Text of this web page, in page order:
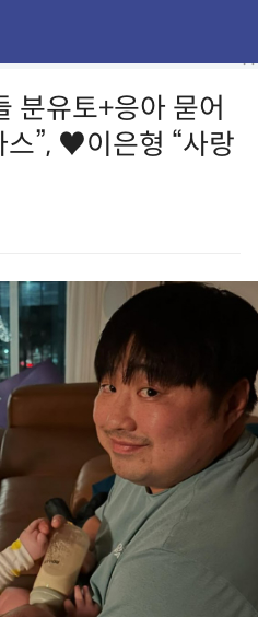
분유토+응아 묻어
”, ♥이은형 “사랑